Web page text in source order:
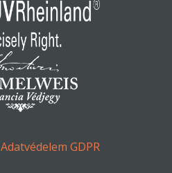
Adatvédelem GDPR